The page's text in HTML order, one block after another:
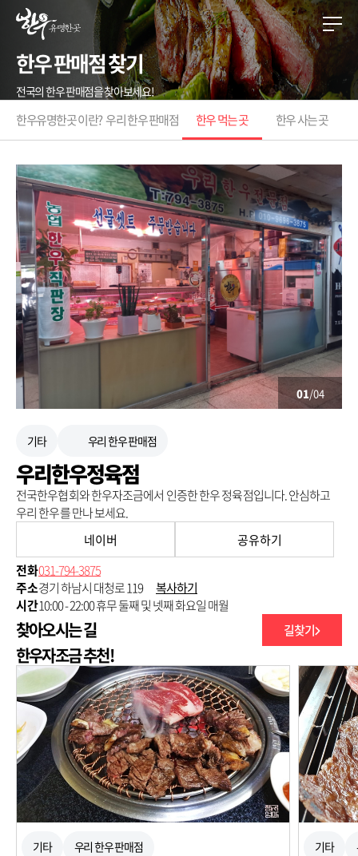
한우 판매점 찾기
전국의 한우 판매점을 찾아보세요!
한우유명한곳 이란? 우리 한우 판매점 한우 먹는 곳 한우 사는 곳
01/04
기타 우리 한우 판매점
우리한우정육점
전국한우협회와 한우자조금에서 인증한 한우 정육점입니다. 안심하고
우리 한우를 만나 보세요.
네이버
공유하기
전화031-794-3875
주소경기 하남시 대청로 119
복사하기
시간10:00 - 22:00 휴무 둘째 및 넷째 화요일 매월
찾아오시는 길 길찾기
250m
한우자조금 추천!
기타 우리 한우 판매점 기타